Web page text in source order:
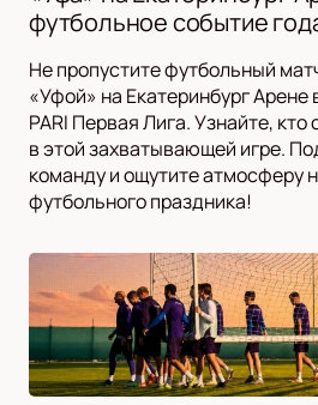
футбольное событие
Не пропустите футбольный
«Уфой» на Екатеринбург Арене
PARI Первая Лига. Узнайте,
в этой захватывающей игре.
команду и ощутите атмосферу
футбольного праздника!